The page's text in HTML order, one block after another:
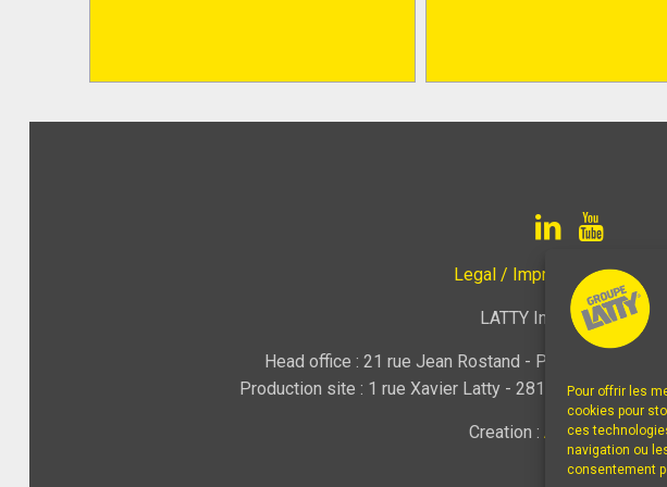
Pour offrir les
cookies pour
ces
navigation ou
consentement
Legal / Imprint Terms of
LATTY International S.A.
Head office : 21 rue Jean Rostand - Parc Orsay
Production site : 1 rue Xavier Latty - 28160 BROU,
Creation :Agence